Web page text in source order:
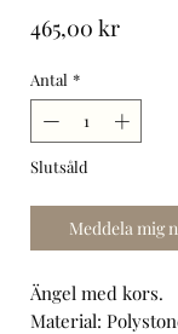
465,00 krPris
Antal *
Slutsåld
Meddela mig
Ängel med kors.
Material: